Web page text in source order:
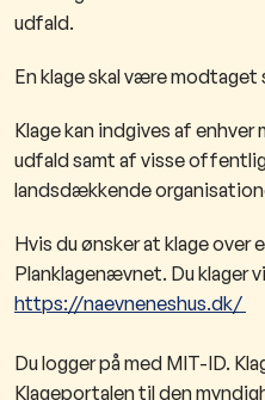
udfald.
En klage skal være modtaget
Klage kan indgives af
udfald samt af visse
landsdækkende
Hvis du ønsker at klage over
Planklagenævnet. Du klager
https://naevneneshus.dk/
Du logger på med MIT-ID.
Klageportalen til den